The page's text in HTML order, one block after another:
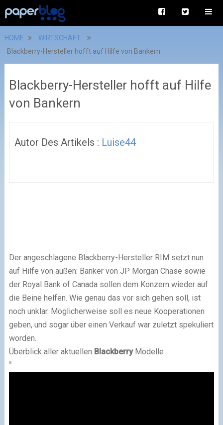
HOME
WIRTSCHAFT
Blackberry-Hersteller hofft auf Hilfe von Bankern
Blackberry-Hersteller hofft auf Hilfe
von Bankern
Autor Des Artikels : Luise44
Der angeschlagene Blackberry-Hersteller RIM setzt nun
auf Hilfe von außen: Banker von JP Morgan Chase sowie
der Royal Bank of Canada sollen dem Konzern wieder auf
die Beine helfen. Wie genau das vor sich gehen soll, ist
noch unklar. Möglicherweise soll es neue Kooperationen
geben, und sogar über einen Verkauf war zuletzt spekuliert
worden.
Überblick aller aktuellen BlackberryModelle